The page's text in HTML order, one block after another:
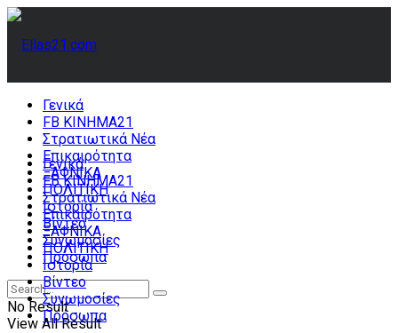
Γενικά
FB ΚΙΝΗΜΑ21
Στρατιωτικά Νέα
Επικαιρότητα
ΞΑΦΝΙΚΑ
ΠΟΛΙΤΙΚΗ
Ιστορία
Βίντεο
Συνωμοσίες
Πρόσωπα
No Result
View All Result
Γενικά
FB ΚΙΝΗΜΑ21
Στρατιωτικά Νέα
Επικαιρότητα
ΞΑΦΝΙΚΑ
ΠΟΛΙΤΙΚΗ
Ιστορία
Βίντεο
Συνωμοσίες
Πρόσωπα